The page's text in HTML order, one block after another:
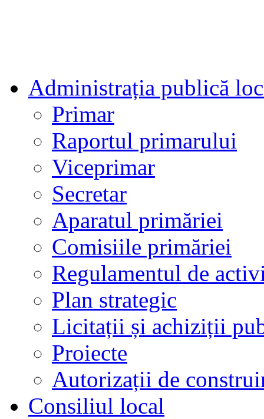
Administrația publică
Primar
Raportul primarului
Viceprimar
Secretar
Aparatul primăriei
Comisiile primăriei
Regulamentul de
Plan strategic
Licitații și achiziții
Proiecte
Autorizații de
Consiliul local